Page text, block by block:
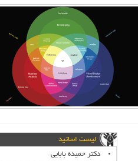
لیست اساتید
دکتر حمیده بابایی